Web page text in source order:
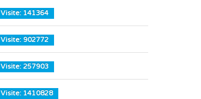
Visite: 141364
Visite: 902772
Visite: 257903
Visite: 1410828